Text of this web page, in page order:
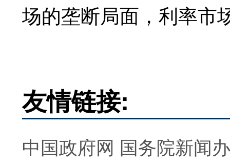
场的垄断局面，利率市
友情链接:
中国政府网 国务院新闻